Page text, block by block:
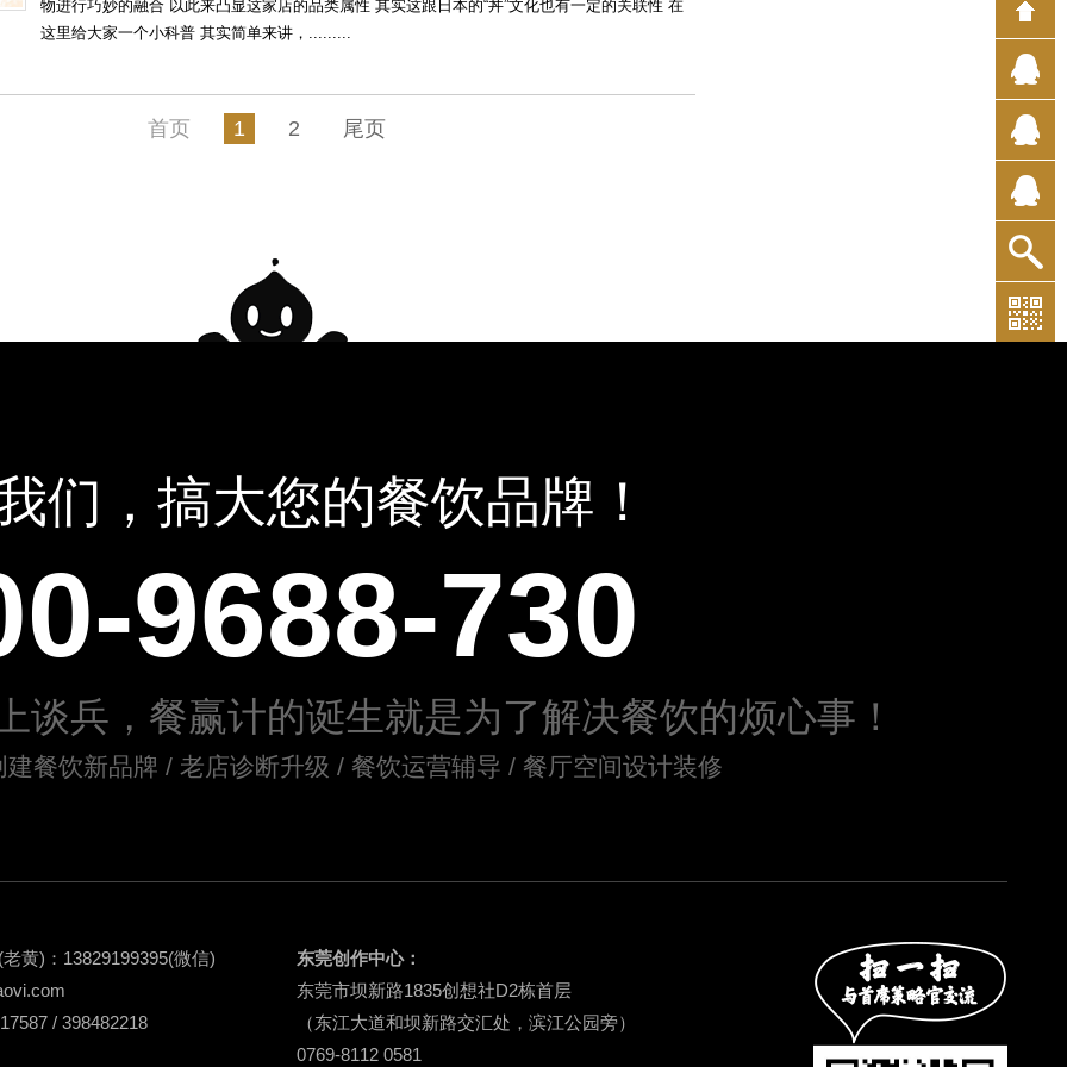
物进行巧妙的融合 以此来凸显这家店的品类属性 其实这跟日本的“丼”文化也有一定的关联性 在
这里给大家一个小科普 其实简单来讲，.........
首页 1 2 尾页
们，搞大您的餐饮品牌！
9688-730
谈兵，餐赢计的诞生就是为了解决餐饮的烦心事！
餐饮新品牌 / 老店诊断升级 / 餐饮运营辅导 / 餐厅空间设计装修
黄)： 13829199395(微信)
/ 398482218
东莞创作中心：
东莞市坝新路1835创想社D2栋首层
（东江大道和坝新路交汇处，滨江公园旁）
0769-8112 0581